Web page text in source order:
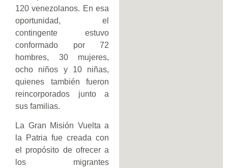
120 venezolanos. En esa
oportunidad, el
contingente estuvo
conformado por 72
hombres, 30 mujeres,
ocho niños y 10 niñas,
quienes también fueron
reincorporados junto a
sus familias.
La Gran Misión Vuelta a
la Patria fue creada con
el propósito de ofrecer a
los migrantes